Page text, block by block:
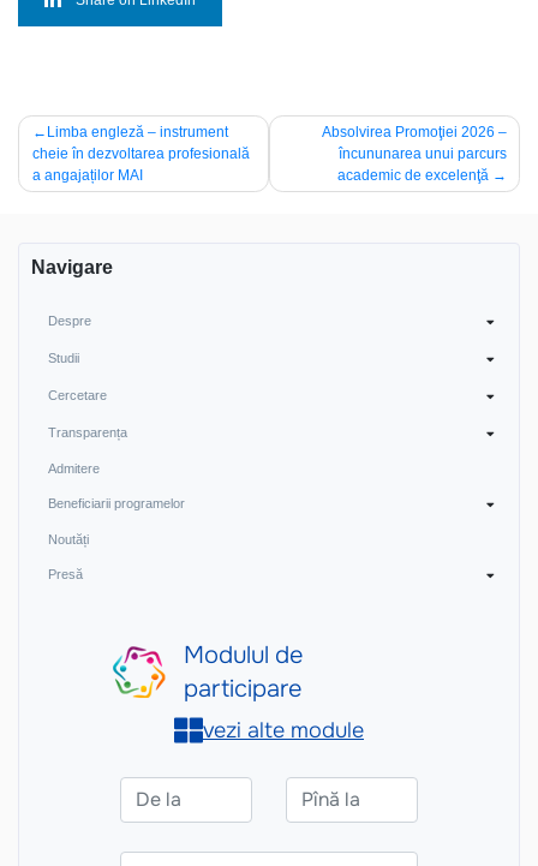
Navigare
în
articole
Limba engleză – instrument
cheie în dezvoltarea profesională
a angajaților MAI
Absolvirea Promoţiei 2026 –
încununarea unui parcurs
academic de excelenţă
Navigare
Despre
Studii
Cercetare
Transparența
Admitere
Beneficiarii programelor
Noutăți
Presă